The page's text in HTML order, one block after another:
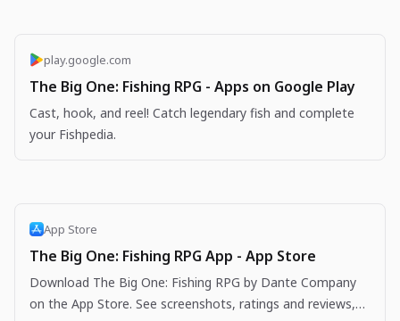
play.google.com
The Big One: Fishing RPG - Apps on Google Play
Cast, hook, and reel! Catch legendary fish and complete
your Fishpedia.
App Store
The Big One: Fishing RPG App - App Store
Download The Big One: Fishing RPG by Dante Company
on the App Store. See screenshots, ratings and reviews,